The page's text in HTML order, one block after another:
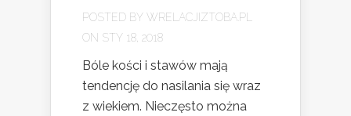
POSTED BY WRELACJIZTOBA.PL
ON STY 18, 2018
Bóle kości i stawów mają
tendencję do nasilania się wraz
z wiekiem. Nieczęsto można